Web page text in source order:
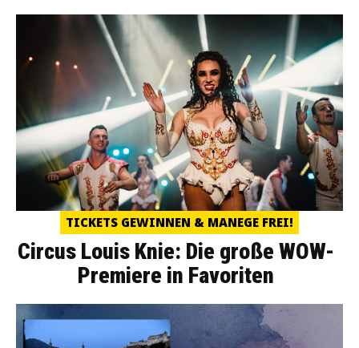
TICKETS GEWINNEN & MANEGE FREI!
Circus Louis Knie: Die große WOW-
Premiere in Favoriten